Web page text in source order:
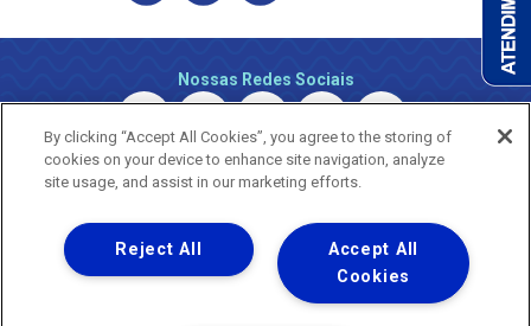
Nossas Redes Sociais
Copyright © 2026 - Todos os Direitos Reservados.
Nossa natureza movimenta a vida
By clicking “Accept All Cookies”, you agree to the storing of
cookies on your device to enhance site navigation, analyze
site usage, and assist in our marketing efforts.
Accept All
Cookies
Reject All